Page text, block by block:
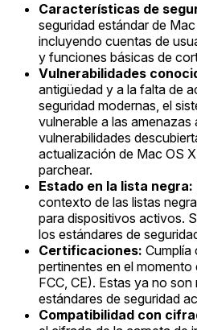
Características de
seguridad estándar de
incluyendo cuentas de
y funciones básicas de
Vulnerabilidades
antigüedad y a la falta de
seguridad modernas, el
vulnerable a las amenazas
vulnerabilidades
actualización de Mac OS
parchear.
Estado en la lista negra:
contexto de las listas
para dispositivos activos.
los estándares de
Certificaciones: Cumplía
pertinentes en el momento
FCC, CE). Estas ya no
estándares de seguridad
Compatibilidad con